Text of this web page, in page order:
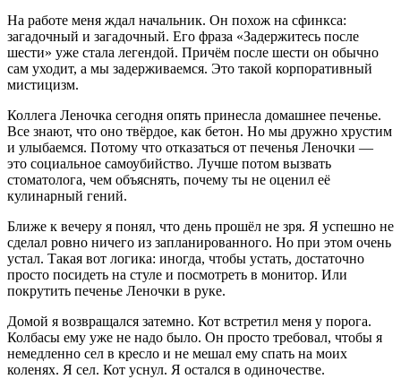
На работе меня ждал начальник. Он похож на сфинкса:
загадочный и загадочный. Его фраза «Задержитесь после
шести» уже стала легендой. Причём после шести он обычно
сам уходит, а мы задерживаемся. Это такой корпоративный
мистицизм.
Коллега Леночка сегодня опять принесла домашнее печенье.
Все знают, что оно твёрдое, как бетон. Но мы дружно хрустим
и улыбаемся. Потому что отказаться от печенья Леночки —
это социальное самоубийство. Лучше потом вызвать
стоматолога, чем объяснять, почему ты не оценил её
кулинарный гений.
Ближе к вечеру я понял, что день прошёл не зря. Я успешно не
сделал ровно ничего из запланированного. Но при этом очень
устал. Такая вот логика: иногда, чтобы устать, достаточно
просто посидеть на стуле и посмотреть в монитор. Или
покрутить печенье Леночки в руке.
Домой я возвращался затемно. Кот встретил меня у порога.
Колбасы ему уже не надо было. Он просто требовал, чтобы я
немедленно сел в кресло и не мешал ему спать на моих
коленях. Я сел. Кот уснул. Я остался в одиночестве.